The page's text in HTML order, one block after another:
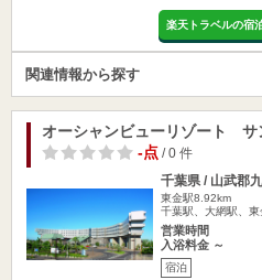
楽天トラベルの宿
関連情報から探す
オーシャンビューリゾート サ
-点 / 0 件
千葉県 / 山武郡
東金駅8.92km
千葉駅、大網駅、東
営業時間
入浴料金 ～
宿泊